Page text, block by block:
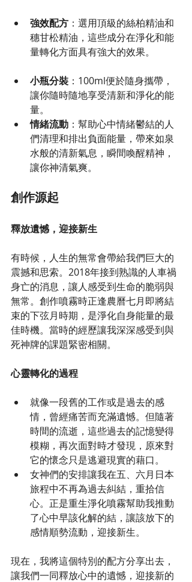
強效配方 ：選用頂級的絲柏精油和
穗甘松精油，這些成分在淨化和能
量轉化方面具有強大的效果。
小瓶分裝 ：100ml便於隨身攜帶，
讓你隨時隨地享受清新和淨化的能
量。
情緒流動 ：幫助心中情緒鬱結的人
們清理和排出負面能量，帶來如泉
水般的清新氣息，瞬間喚醒精神，
讓你神清氣爽。
創作源起
釋放遺憾，迎接新生
有時候，人生的無常會帶給我們巨大的
震撼和思索。2018年接到熟識的人車禍
身亡的消息，讓人感受到生命的脆弱與
無常。創作噴霧時正逢農曆七月即將結
束的下弦月時期，是淨化自身能量的最
佳時機。當時的經歷讓我深深感受到與
死神牌的課題緊密相關。
心靈轉化的過程
就像一段舊的工作或是過去的感
情，曾經痛苦而充滿遺憾。但隨著
時間的流逝，這些過去的記憶變得
模糊，再次面對時才發現，原來對
它的懷念只是逃避現實的藉口。
女神們的安排讓我在五、六月日本
旅程中不再為過去糾結，重拾信
心。正是重生淨化噴霧幫助我推動
了心中早該化解的結，讓該放下的
感情順勢流動，迎接新生。
現在，我將這個特別的配方分享出去，
讓我們一同釋放心中的遺憾，迎接新的